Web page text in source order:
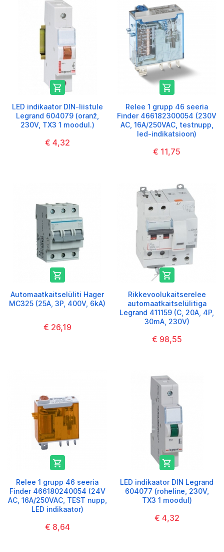

LED indikaator DIN-liistule
Legrand 604079 (oranž,
230V, TX3 1 moodul.)
€ 4,32

Relee 1 grupp 46 seeria
Finder 466182300054 (230V
AC, 16A/250VAC, testnupp,
led-indikatsioon)
€ 11,75

Automaatkaitselüliti Hager
MC325 (25A, 3P, 400V, 6kA)
€ 26,19

Rikkevoolukaitserelee
automaatkaitselülitiga
Legrand 411159 (C, 20A, 4P,
30mA, 230V)
€ 98,55

Relee 1 grupp 46 seeria
Finder 466180240054 (24V
AC, 16A/250VAC, TEST nupp,
LED indikaator)
€ 8,64

LED indikaator DIN Legrand
604077 (roheline, 230V,
TX3 1 moodul)
€ 4,32